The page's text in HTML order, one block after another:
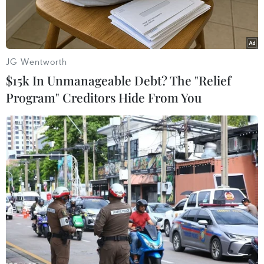
Chai bom xăng đã được ném qua cửa trước của trung tâm
trên ngay sau nửa đêm. (Nguồn: The Canadian Press)
Theo hãng tin AFP, một trung tâm cộng đồng
của người Do Thái ở thành phố Montreal đã bị
JG Wentworth
$15k In Unmanageable Debt? The "Relief
Program" Creditors Hide From You